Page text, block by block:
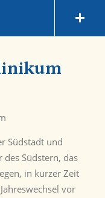
Südstadt und
des Südstern, das
in kurzer Zeit
vor